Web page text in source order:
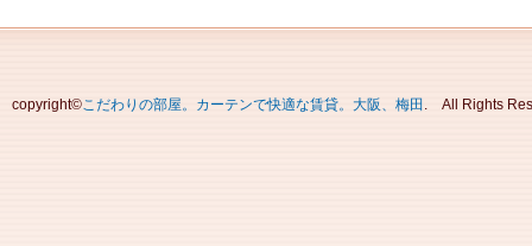
copyright©こだわりの部屋。カーテンで快適な賃貸。大阪、梅田 . All Rights